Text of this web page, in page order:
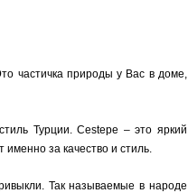
частичка природы у Вас в доме,
Турции. Cestepe – это яркий
за качество и стиль.
Так называемые в народе